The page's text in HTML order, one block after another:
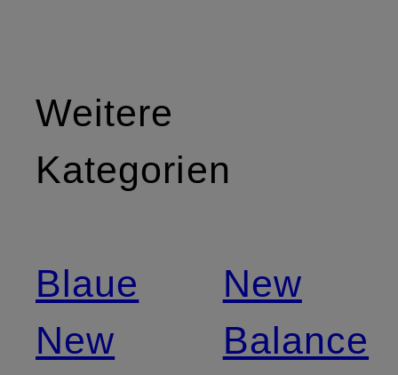
Weitere
Kategorien
Blaue
New
New
Balance